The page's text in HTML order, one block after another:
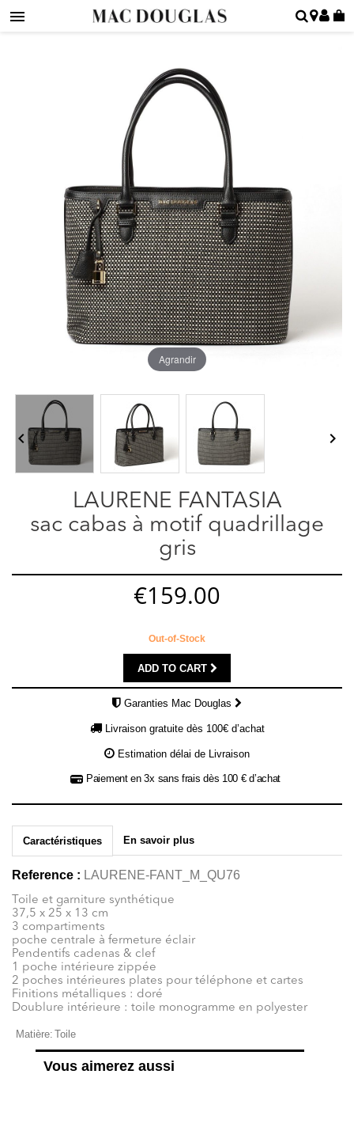
Agrandir
 
LAURENE FANTASIA
sac cabas à motif quadrillage
gris
€159.00
Out-of-Stock
ADD TO CART
Garanties Mac Douglas
Livraison gratuite dès 100€ d’achat
Estimation délai de Livraison
Paiement en 3x sans frais dès 100 € d’achat
Caractéristiques En savoir plus
Reference : LAURENE-FANT_M_QU76
Toile et garniture synthétique
37,5 x 25 x 13 cm
3 compartiments
poche centrale à fermeture éclair
Pendentifs cadenas & clef
1 poche intérieure zippée
2 poches intérieures plates pour téléphone et cartes
Finitions métalliques : doré
Doublure intérieure : toile monogramme en polyester
Matière: Toile
Vous aimerez aussi